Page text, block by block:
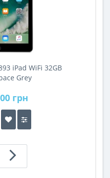
iPad WiFi 32GB
Grey
грн